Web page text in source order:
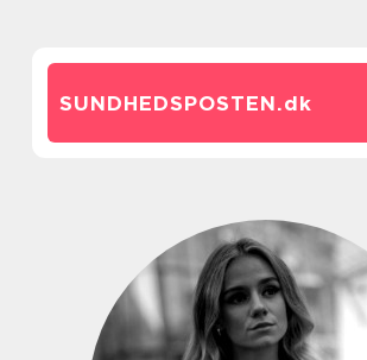
SUNDHEDSPOSTEN.dk